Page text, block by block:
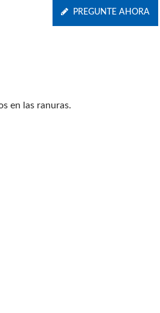
PREGUNTE AHORA
en las ranuras.